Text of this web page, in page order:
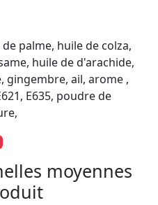
palme, huile de colza,
huile de d'arachide,
gingembre, ail, arome ,
E635, poudre de
moyennes